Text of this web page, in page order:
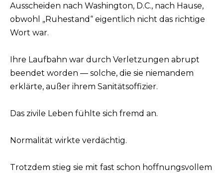
Ausscheiden nach Washington, D.C., nach Hause,
obwohl „Ruhestand“ eigentlich nicht das richtige
Wort war.
Ihre Laufbahn war durch Verletzungen abrupt
beendet worden — solche, die sie niemandem
erklärte, außer ihrem Sanitätsoffizier.
Das zivile Leben fühlte sich fremd an.
Normalität wirkte verdächtig.
Trotzdem stieg sie mit fast schon hoffnungsvollem